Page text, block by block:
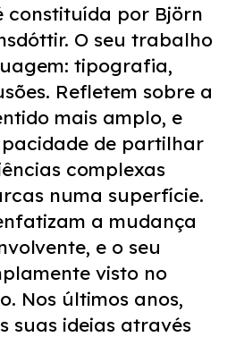
constituída por Björn
O seu trabalho
tipografia,
Refletem sobre a
mais amplo, e
de partilhar
complexas
numa superfície.
a mudança
e o seu
visto no
Nos últimos anos,
suas ideias através